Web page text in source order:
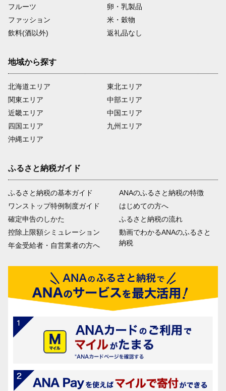
フルーツ
卵・乳製品
ファッション
米・穀物
飲料(酒以外)
返礼品なし
地域から探す
北海道エリア
関東エリア
近畿エリア
四国エリア
沖縄エリア
東北エリア
中部エリア
中国エリア
九州エリア
ふるさと納税ガイド
ふるさと納税の基本ガイド
ワンストップ特例制度ガイド
確定申告のしかた
控除上限額シミュレーション
年金受給者・自営業者の方へ
ANAのふるさと納税の特徴
はじめての方へ
ふるさと納税の流れ
動画でわかるANAのふるさと
納税